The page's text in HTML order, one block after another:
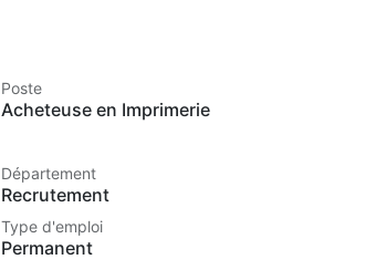
Poste
Acheteuse en Imprimerie
Département
Recrutement
Type d'emploi
Permanent